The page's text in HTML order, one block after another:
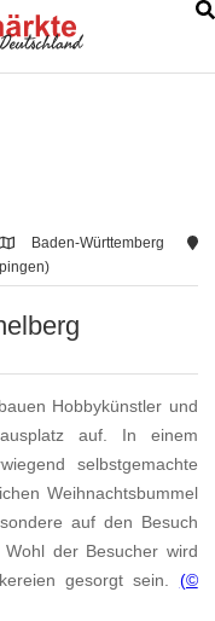
Baden-Württemberg
bauen Hobbykünstler und
auf. In einem
selbstgemachte
Weihnachtsbummel
auf den Besuch
der Besucher wird
gesorgt sein. (©